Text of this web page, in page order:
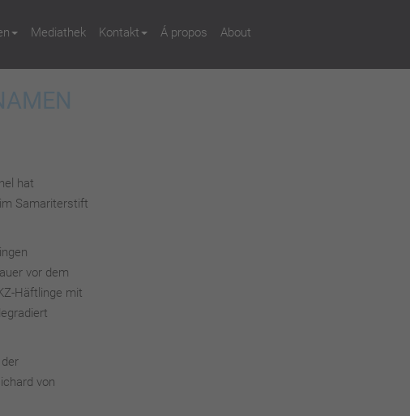
Mediathek Kontakt Á propos About
hat
Samariterstift
vor dem
Häftlinge mit
von